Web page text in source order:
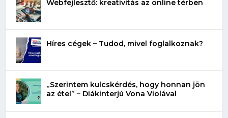
Webfejlesztő: kreativitás az online térben
Híres cégek – Tudod, mivel foglalkoznak?
„Szerintem kulcskérdés, hogy honnan jön
az étel” – Diákinterjú Vona Violával